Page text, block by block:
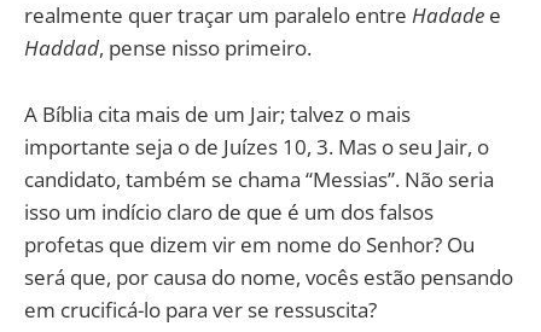
realmente quer traçar um paralelo entre Hadade e
Haddad, pense nisso primeiro.
A Bíblia cita mais de um Jair; talvez o mais
importante seja o de Juízes 10, 3. Mas o seu Jair, o
candidato, também se chama “Messias”. Não seria
isso um indício claro de que é um dos falsos
profetas que dizem vir em nome do Senhor? Ou
será que, por causa do nome, vocês estão pensando
em crucificá-lo para ver se ressuscita?